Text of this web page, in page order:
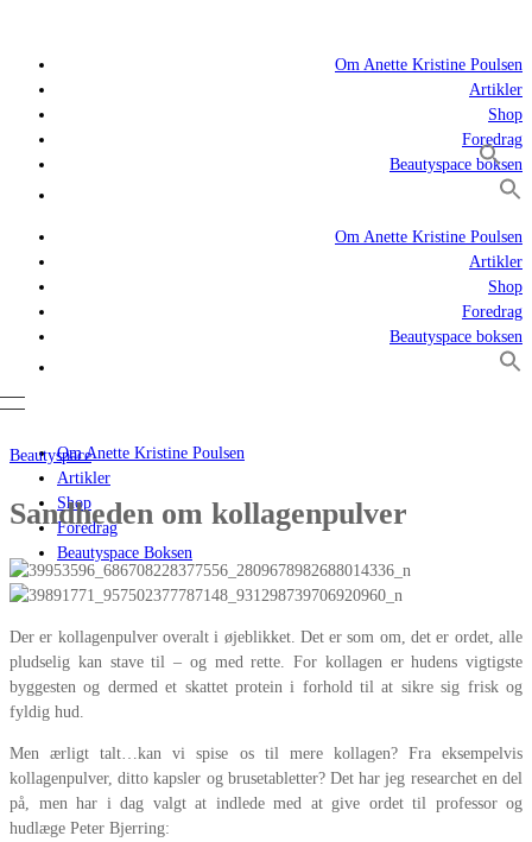
Om Anette Kristine Poulsen
Artikler
Shop
Foredrag
Beautyspace boksen
Om Anette Kristine Poulsen
Artikler
Shop
Foredrag
Beautyspace boksen
Om Anette Kristine Poulsen
Artikler
Shop
Foredrag
Beautyspace Boksen
Beautyspace
Sandheden om kollagenpulver
Der er kollagenpulver overalt i øjeblikket. Det er som om, det er ordet, alle
pludselig kan stave til – og med rette. For kollagen er hudens vigtigste
byggesten og dermed et skattet protein i forhold til at sikre sig frisk og
fyldig hud.
Men ærligt talt…kan vi spise os til mere kollagen? Fra eksempelvis
kollagenpulver, ditto kapsler og brusetabletter? Det har jeg researchet en del
på, men har i dag valgt at indlede med at give ordet til professor og
hudlæge Peter Bjerring: